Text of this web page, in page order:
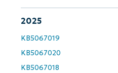
2025
KB5067019
KB5067020
KB5067018
Phone
number*
Paese